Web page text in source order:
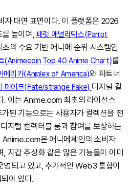
자 대면 표면이다. 이 플랫폼은 2026
높이며, 패럿 애널리틱스(Parrot
의 수요 기반 애니메 순위 시스템인
(Animecoin Top 40 Anime Chart)를
메리카(Aniplex of America)와 파트너
페이크(Fate/strange Fake) 디지털 컬
. 이는 Anime.com 최초의 라이선스
된 기능으로는 사용자가 컬렉션을 전
지털 컬렉터블 룸과 참여를 보상하는
Anime.com은 애니메체인의 소비자
지갑 추상화 같은 많은 기능들이 이미
영되고 있고, 추가적인 Web3 통합이
어 있다.